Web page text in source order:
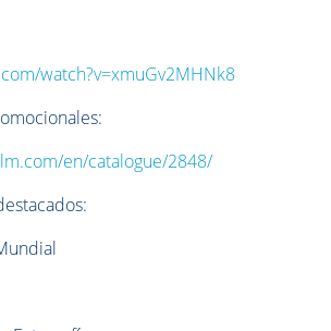
watch?v=xmuGv2MHNk8
en/catalogue/2848/